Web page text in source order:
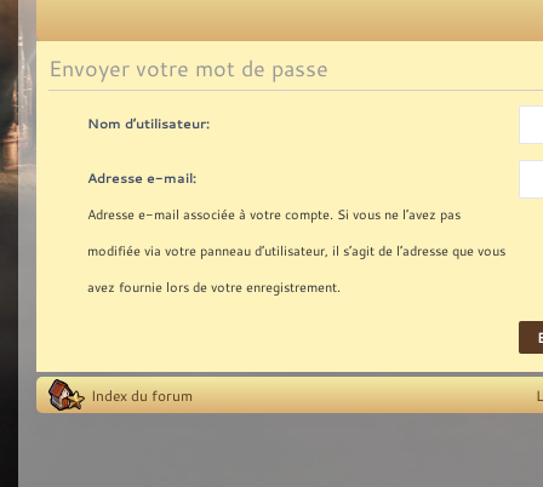
Envoyer votre mot de passe
Nom d’utilisateur:
Adresse e-mail:
Adresse e-mail associée à votre compte. Si vous ne l’avez pas
modifiée via votre panneau d’utilisateur, il s’agit de l’adresse que vous
avez fournie lors de votre enregistrement.
Index du forum